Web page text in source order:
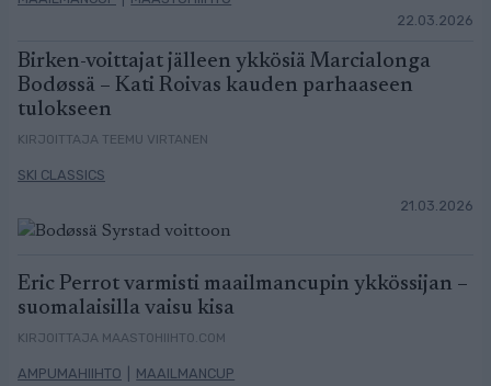
22.03.2026
Birken-voittajat jälleen ykkösiä Marcialonga
Bodøssä – Kati Roivas kauden parhaaseen
tulokseen
KIRJOITTAJA TEEMU VIRTANEN
SKI CLASSICS
21.03.2026
Eric Perrot varmisti maailmancupin ykkössijan –
suomalaisilla vaisu kisa
KIRJOITTAJA MAASTOHIIHTO.COM
AMPUMAHIIHTO
MAAILMANCUP